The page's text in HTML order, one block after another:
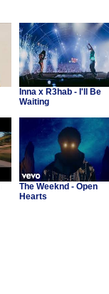
Inna x R3hab - I'll Be
Waiting
The Weeknd - Open
Hearts